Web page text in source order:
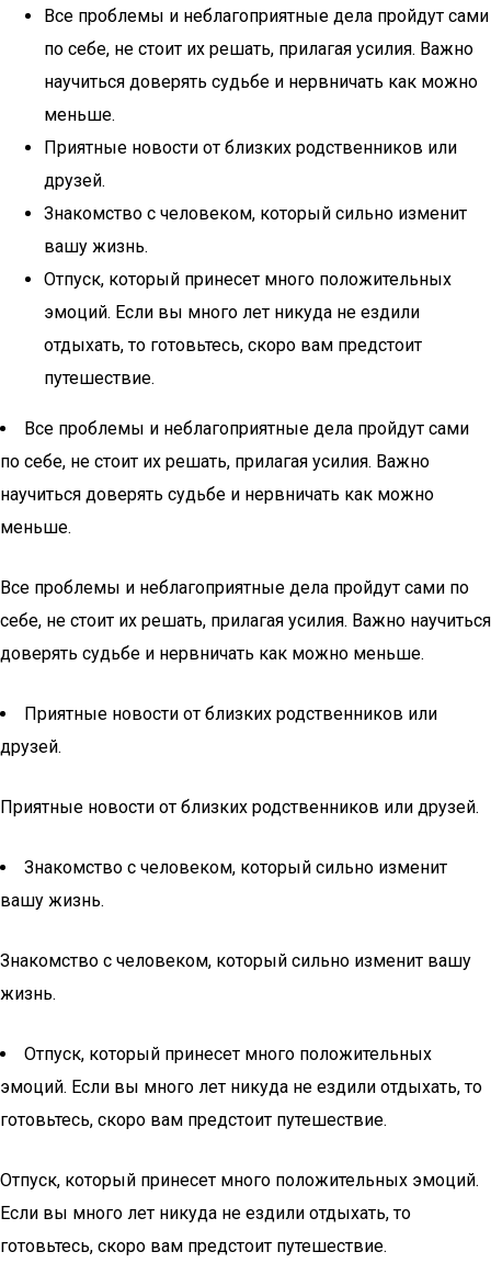
Все проблемы и неблагоприятные дела пройдут сами
по себе, не стоит их решать, прилагая усилия. Важно
научиться доверять судьбе и нервничать как можно
меньше.
Приятные новости от близких родственников или
друзей.
Знакомство с человеком, который сильно изменит
вашу жизнь.
Отпуск, который принесет много положительных
эмоций. Если вы много лет никуда не ездили
отдыхать, то готовьтесь, скоро вам предстоит
путешествие.
Все проблемы и неблагоприятные дела пройдут сами
по себе, не стоит их решать, прилагая усилия. Важно
научиться доверять судьбе и нервничать как можно
меньше.
Все проблемы и неблагоприятные дела пройдут сами по
себе, не стоит их решать, прилагая усилия. Важно научиться
доверять судьбе и нервничать как можно меньше.
Приятные новости от близких родственников или
друзей.
Приятные новости от близких родственников или друзей.
Знакомство с человеком, который сильно изменит
вашу жизнь.
Знакомство с человеком, который сильно изменит вашу
жизнь.
Отпуск, который принесет много положительных
эмоций. Если вы много лет никуда не ездили отдыхать, то
готовьтесь, скоро вам предстоит путешествие.
Отпуск, который принесет много положительных эмоций.
Если вы много лет никуда не ездили отдыхать, то
готовьтесь, скоро вам предстоит путешествие.